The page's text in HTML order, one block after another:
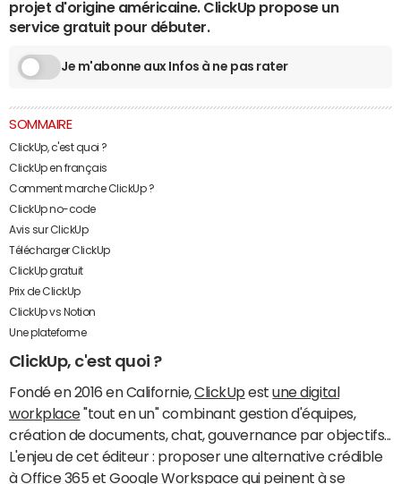
projet d'origine américaine. ClickUp propose un
service gratuit pour débuter.
Je m'abonne aux Infos à ne pas rater
SOMMAIRE
ClickUp, c'est quoi ?
ClickUp en français
Comment marche ClickUp ?
ClickUp no-code
Avis sur ClickUp
Télécharger ClickUp
ClickUp gratuit
Prix de ClickUp
ClickUp vs Notion
Une plateforme
ClickUp, c'est quoi ?
Fondé en 2016 en Californie,ClickUp estune digital
workplace"tout en un" combinant gestion d'équipes,
création de documents, chat, gouvernance par objectifs...
L'enjeu de cet éditeur : proposer une alternative crédible
àOffice 365 etGoogle Workspacequi peinent à se